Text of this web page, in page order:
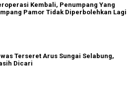
Kembali, Penumpang Yang
Pamor Tidak Diperbolehkan Lagi
Terseret Arus Sungai Selabung,
Dicari